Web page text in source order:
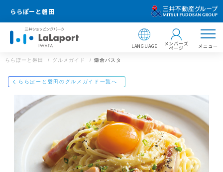
ららぽーと磐田
LANGUAGE メンバーズ
ページ メニュー
ららぽーと磐田
住所 ：
〒438-0801 静岡県磐田市高見丘1200番地
【飲食店 営業時間】
フードコート・カフェ：10：00～21：00／レストラ
ン：11：00～22：00
※一部営業時間の異なる店舗がございます。
※ラストオーダーは店舗によって異なります。
店舗情報
鎌倉パスタ
ららぽーと磐田
静岡県磐田市高見丘1200番地
https://mitsui-shopping-park.com/gourmet/lalaport/iwata/g0022
000000020500/
メールで送る Facebookでシェア LINEで送る
ららぽーと磐田 グルメガイド 鎌倉パスタ
ららぽーと磐田のグルメガイド一覧へ